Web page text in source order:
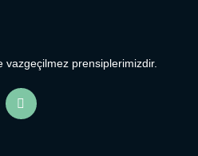
vazgeçilmez prensiplerimizdir.